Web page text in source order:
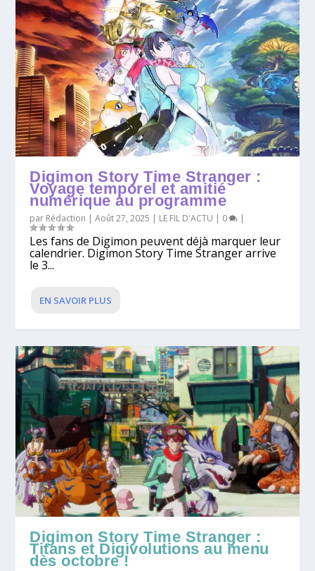
Digimon Story Time Stranger :
Voyage temporel et amitié
numérique au programme
par Rédaction |Août 27, 2025 | LE FIL D'ACTU | 0 |
Les fans de Digimon peuvent déjà marquer leur
calendrier. Digimon Story Time Stranger arrive
le 3...
EN SAVOIR PLUS
Digimon Story Time Stranger :
Titans et Digivolutions au menu
dès octobre !